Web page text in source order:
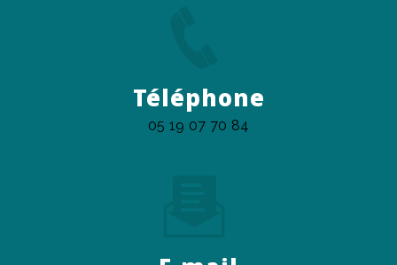
Téléphone
05 19 07 70 84